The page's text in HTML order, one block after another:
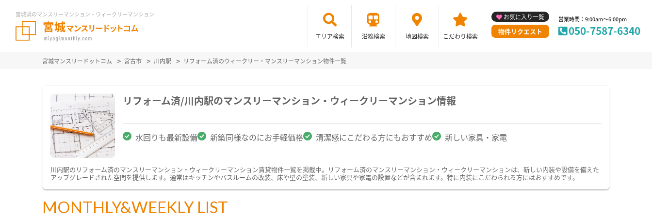
宮城県のマンスリーマンション・ウィークリーマンション
エリア検索 沿線検索 地図検索 こだわり検索
お気に入り一覧
物件リクエスト
営業時間：9:00am～6:00pm
050-7587-6340
宮城マンスリードットコム 宮古市 川内駅 リフォーム済のウィークリー・マンスリーマンション物件一覧
リフォーム済/川内駅のマンスリーマンション・ウィークリーマンション情報
水回りも最新設備 新築同様なのにお手軽価格 清潔感にこだわる方にもおすすめ 新しい家具・家電
川内駅のリフォーム済のマンスリーマンション・ウィークリーマンション賃貸物件一覧を掲載中。リフォーム済のマンスリーマンション・ウィークリーマンションは、新しい内装や設備を備えた
アップグレードされた空間を提供します。通常はキッチンやバスルームの改装、床や壁の塗装、新しい家具や家電の設置などが含まれます。特に内装にこだわられる方にはおすすめです。
MONTHLY&WEEKLY LIST